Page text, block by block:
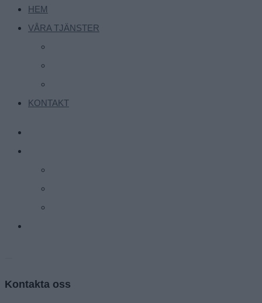
HEM
VÅRA TJÄNSTER
KONTAKT
Kontakta oss